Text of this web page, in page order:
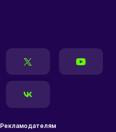
Рекламодателям